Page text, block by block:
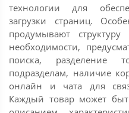
технологии для
загрузки страниц.
продумывают
необходимости,
поиска, разделение
подразделам, наличие
онлайн и чата для
Каждый товар может